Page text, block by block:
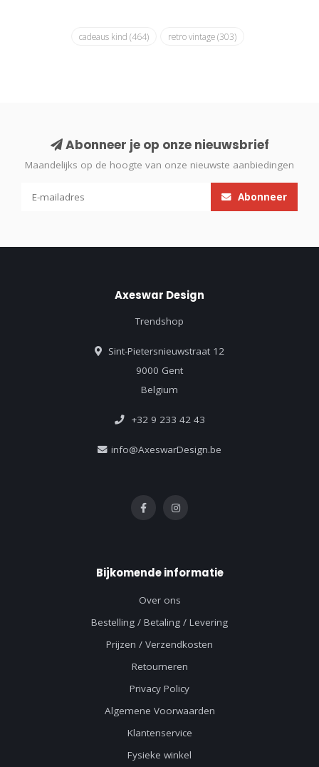
cadeaus kind (464) retro vintage(303)
Abonneer je op onze nieuwsbrief
Maandelijks op de hoogte van onze nieuwste aanbiedingen
Abonneer
Axeswar Design
Trendshop
Sint-Pietersnieuwstraat 12
9000 Gent
Belgium
+32 9 233 42 43
info@AxeswarDesign.be
Bijkomende informatie
Over ons
Bestelling / Betaling / Levering
Prijzen / Verzendkosten
Retourneren
Privacy Policy
Algemene Voorwaarden
Klantenservice
Fysieke winkel